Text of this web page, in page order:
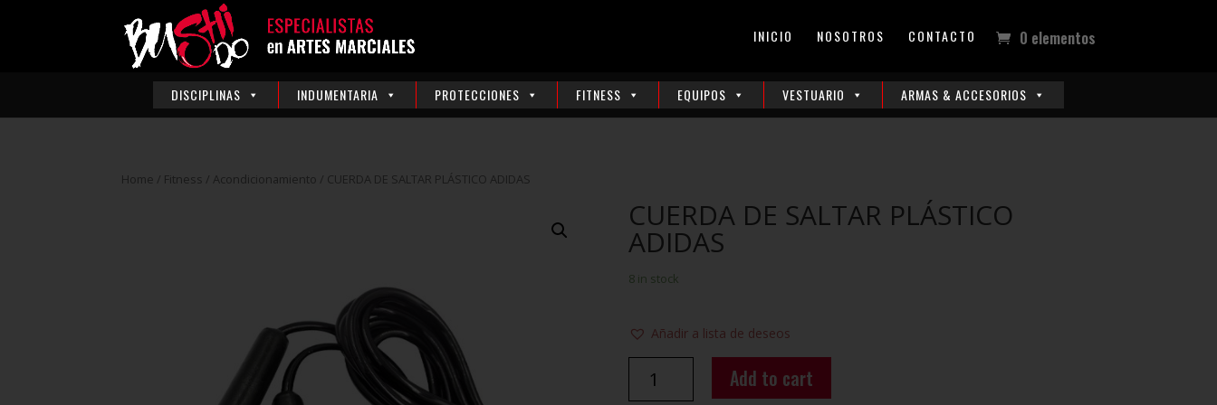
INICIO NOSOTROS CONTACTO 0 elementos
DISCIPLINAS INDUMENTARIA PROTECCIONES FITNESS EQUIPOS VESTUARIO ARMAS & ACCESORIOS
Home / Fitness / Acondicionamiento / CUERDA DE SALTAR PLÁSTICO ADIDAS
CUERDA DE SALTAR PLÁSTICO
ADIDAS
8 in stock
Añadir a lista de deseos
Add to cart